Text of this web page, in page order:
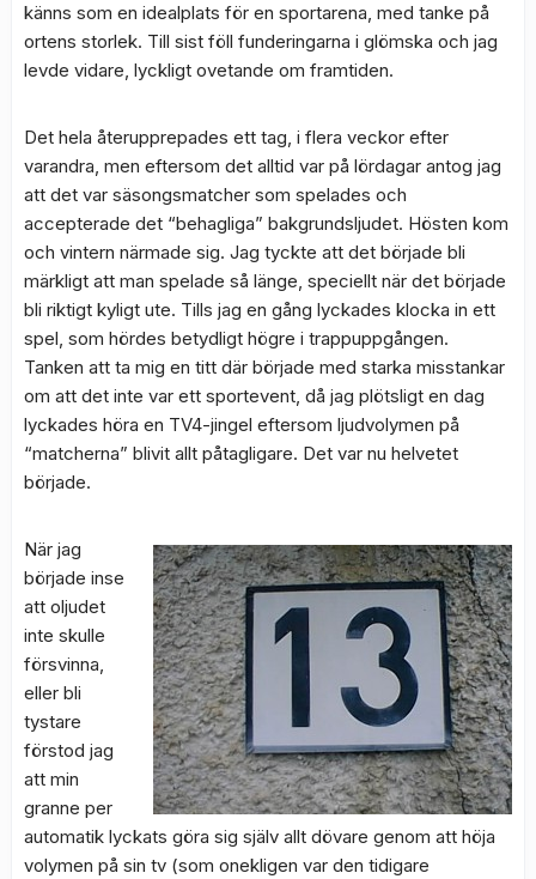
känns som en idealplats för en sportarena, med tanke på
ortens storlek. Till sist föll funderingarna i glömska och jag
levde vidare, lyckligt ovetande om framtiden.
Det hela återupprepades ett tag, i flera veckor efter
varandra, men eftersom det alltid var på lördagar antog jag
att det var säsongsmatcher som spelades och
accepterade det “behagliga” bakgrundsljudet. Hösten kom
och vintern närmade sig. Jag tyckte att det började bli
märkligt att man spelade så länge, speciellt när det började
bli riktigt kyligt ute. Tills jag en gång lyckades klocka in ett
spel, som hördes betydligt högre i trappuppgången.
Tanken att ta mig en titt där började med starka misstankar
om att det inte var ett sportevent, då jag plötsligt en dag
lyckades höra en TV4-jingel eftersom ljudvolymen på
“matcherna” blivit allt påtagligare. Det var nu helvetet
började.
När jag
började inse
att oljudet
inte skulle
försvinna,
eller bli
tystare
förstod jag
att min
granne per
automatik lyckats göra sig själv allt dövare genom att höja
volymen på sin tv (som onekligen var den tidigare